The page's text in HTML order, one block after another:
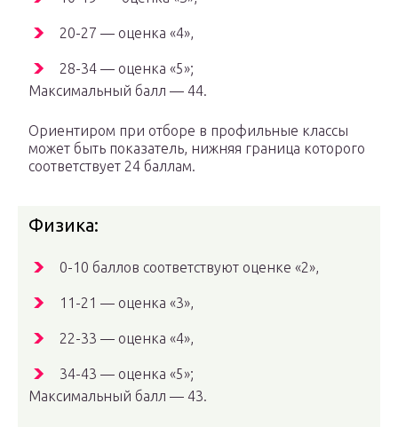
20-27 — оценка «4»,
28-34 — оценка «5»;
Максимальный балл — 44.
Ориентиром при отборе в профильные классы
может быть показатель, нижняя граница которого
соответствует 24 баллам.
Физика:
0-10 баллов соответствуют оценке «2»,
11-21 — оценка «3»,
22-33 — оценка «4»,
34-43 — оценка «5»;
Максимальный балл — 43.